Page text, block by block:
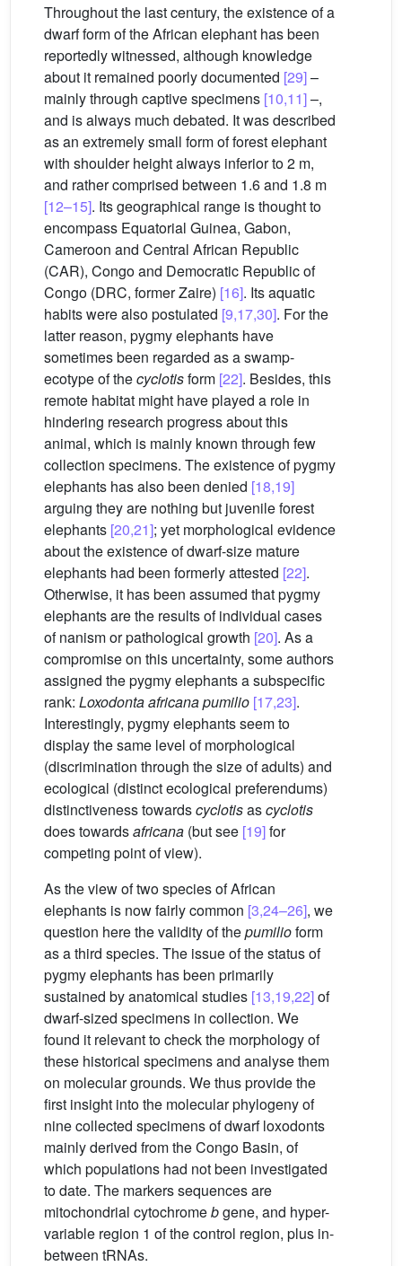
Throughout the last century, the existence of a
dwarf form of the African elephant has been
reportedly witnessed, although knowledge
about it remained poorly documented [29]–
mainly through captive specimens [10,11]–,
and is always much debated. It was described
as an extremely small form of forest elephant
with shoulder height always inferior to 2 m,
and rather comprised between 1.6 and 1.8 m
[12–15]. Its geographical range is thought to
encompass Equatorial Guinea, Gabon,
Cameroon and Central African Republic
(CAR), Congo and Democratic Republic of
Congo (DRC, former Zaire) [16]. Its aquatic
habits were also postulated [9,17,30]. For the
latter reason, pygmy elephants have
sometimes been regarded as a swamp-
ecotype of thecyclotisform [22]. Besides, this
remote habitat might have played a role in
hindering research progress about this
animal, which is mainly known through few
collection specimens. The existence of pygmy
elephants has also been denied [18,19]
arguing they are nothing but juvenile forest
elephants [20,21]; yet morphological evidence
about the existence of dwarf-size mature
elephants had been formerly attested [22].
Otherwise, it has been assumed that pygmy
elephants are the results of individual cases
of nanism or pathological growth [20]. As a
compromise on this uncertainty, some authors
assigned the pygmy elephants a subspecific
rank: Loxodonta africana pumilio [17,23].
Interestingly, pygmy elephants seem to
display the same level of morphological
(discrimination through the size of adults) and
ecological (distinct ecological preferendums)
distinctiveness towardscyclotisascyclotis
does towardsafricana (but see [19]for
competing point of view).
As the view of two species of African
elephants is now fairly common [3,24–26], we
question here the validity of thepumilioform
as a third species. The issue of the status of
pygmy elephants has been primarily
sustained by anatomical studies [13,19,22]of
dwarf-sized specimens in collection. We
found it relevant to check the morphology of
these historical specimens and analyse them
on molecular grounds. We thus provide the
first insight into the molecular phylogeny of
nine collected specimens of dwarf loxodonts
mainly derived from the Congo Basin, of
which populations had not been investigated
to date. The markers sequences are
mitochondrial cytochromebgene, and hyper-
variable region 1 of the control region, plus in-
between tRNAs.